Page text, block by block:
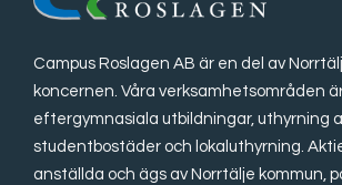
Campus Roslagen AB är en del av
koncernen. Våra verksamhetsområden
eftergymnasiala utbildningar, uthyrning
studentbostäder och lokaluthyrning.
anställda och ägs av Norrtälje kommun,